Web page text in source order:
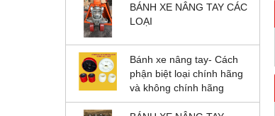
BÁNH XE NÂNG TAY CÁC
LOẠI
Bánh xe nâng tay- Cách
phận biệt loại chính hãng
và không chính hãng